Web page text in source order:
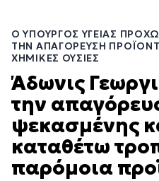
Ο ΥΠΟΥΡΓΌΣ ΥΓΕΊΑΣ
ΤΗΝ ΑΠΑΓΌΡΕΥΣΗ
ΧΗΜΙΚΈΣ ΟΥΣΊΕΣ
Άδωνις
την
ψεκασμένης
καταθέτω
παρόμοια